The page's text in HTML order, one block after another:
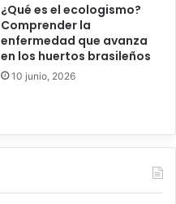
¿Qué es el ecologismo?
Comprender la
enfermedad que avanza
en los huertos brasileños
10 junio, 2026